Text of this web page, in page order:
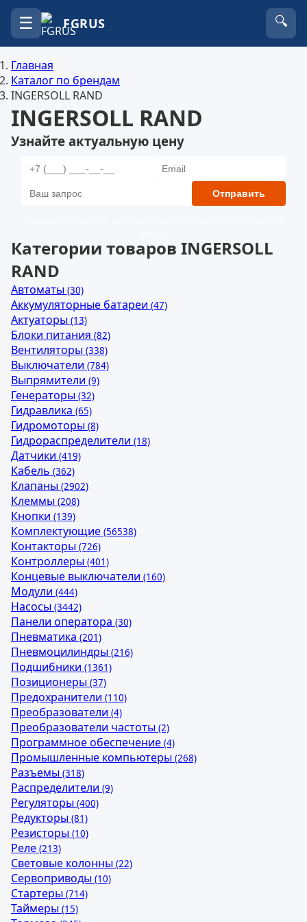
☰ FGRUS 🔍
Главная
Каталог по брендам
INGERSOLL RAND
INGERSOLL RAND
Узнайте актуальную цену
Отправить
Категории товаров INGERSOLL
RAND
Автоматы (30)
Аккумуляторные батареи (47)
Актуаторы (13)
Блоки питания (82)
Вентиляторы (338)
Выключатели (784)
Выпрямители (9)
Генераторы (32)
Гидравлика (65)
Гидромоторы (8)
Гидрораспределители (18)
Датчики (419)
Кабель (362)
Клапаны (2902)
Клеммы (208)
Кнопки (139)
Комплектующие (56538)
Контакторы (726)
Контроллеры (401)
Концевые выключатели (160)
Модули (444)
Насосы (3442)
Панели оператора (30)
Пневматика (201)
Пневмоцилиндры (216)
Подшибники (1361)
Позиционеры (37)
Предохранители (110)
Преобразователи (4)
Преобразователи частоты (2)
Программное обеспечение (4)
Промышленные компьютеры (268)
Разъемы (318)
Распределители (9)
Регуляторы (400)
Редукторы (81)
Резисторы (10)
Реле (213)
Световые колонны (22)
Сервоприводы (10)
Стартеры (714)
Таймеры (15)